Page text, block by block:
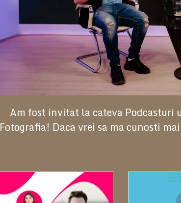
Am fost invitat la cateva Podcasturi
Fotografia! Daca vrei sa ma cunosti